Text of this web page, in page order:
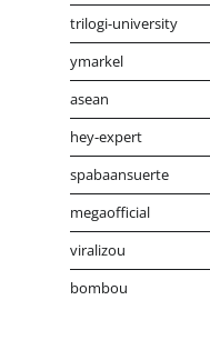
trilogi-university
ymarkel
asean
hey-expert
spabaansuerte
megaofficial
viralizou
bombou